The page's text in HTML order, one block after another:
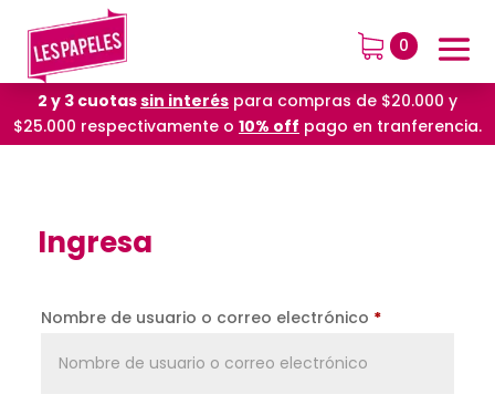
0
2 y 3 cuotassin interés para compras de $20.000 y
$25.000 respectivamente o 10% off pago en tranferencia.
Ingresa
Nombre de usuario o correo electrónico *